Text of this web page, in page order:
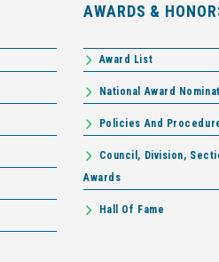
AWARDS &
Award List
National Award
Policies And
Council, Division,
Awards
Hall Of Fame